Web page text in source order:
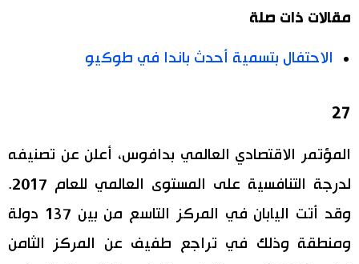
مقالات ذات صلة
الاحتفال بتسمية أحدث باندا في طوكيو
27
المؤتمر الاقتصادي العالمي بدافوس، أعلن عن تصنيفه
لدرجة التنافسية على المستوى العالمي للعام 2017.
وقد أتت اليابان في المركز التاسع من بين 137 دولة
ومنطقة وذلك في تراجع طفيف عن المركز الثامن